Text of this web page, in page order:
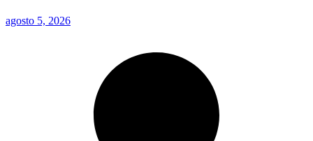
agosto 5, 2026